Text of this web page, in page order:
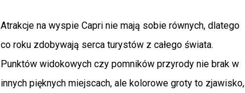
Atrakcje na wyspie Capri nie mają sobie równych, dlatego
co roku zdobywają serca turystów z całego świata.
Punktów widokowych czy pomników przyrody nie brak w
innych pięknych miejscach, ale kolorowe groty to zjawisko,